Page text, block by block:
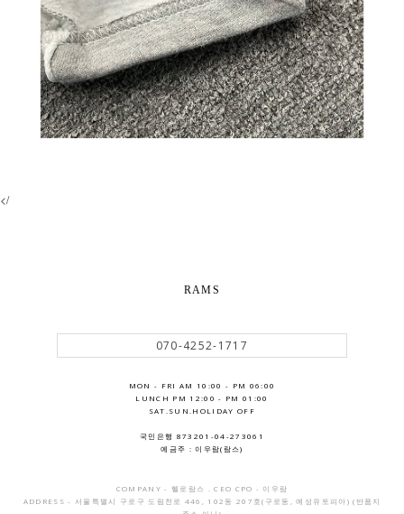
</
RAMS
070-4252-1717
MON - FRI AM 10:00 - PM 06:00
LUNCH PM 12:00 - PM 01:00
SAT.SUN.HOLIDAY OFF
국민은행 873201-04-273061
예금주 : 이우람(람스)
COMPANY - 헬로람스 . CEO CPO - 이우람
ADDRESS - 서울특별시 구로구 도림천로 446, 102동 207호(구로동, 예성유토피아) (반품지